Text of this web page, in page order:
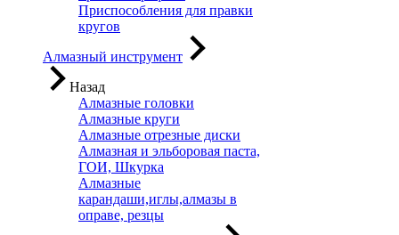
Приспособления для правки
кругов
Алмазный инструмент
Назад
Алмазные головки
Алмазные круги
Алмазные отрезные диски
Алмазная и эльборовая паста,
ГОИ, Шкурка
Алмазные
карандаши,иглы,алмазы в
оправе, резцы